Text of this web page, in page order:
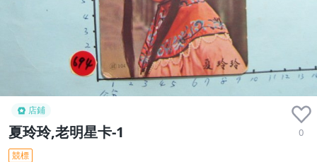
店鋪
夏玲玲,老明星卡-1 0
競標